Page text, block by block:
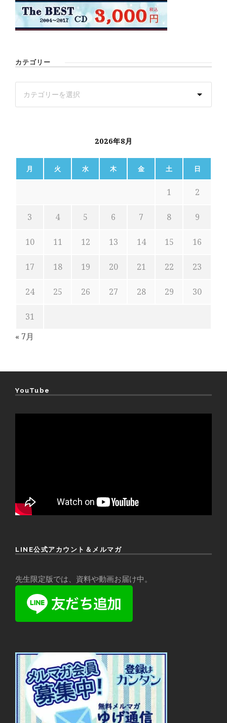
カテゴリー
2026年8月
月 火 水 木 金 土 日
1 2
3 4 5 6 7 8 9
10 11 12 13 14 15 16
17 18 19 20 21 22 23
24 25 26 27 28 29 30
31
« 7月
YouTube
LINE公式アカウント＆メルマガ
先生限定版では、資料や動画お届け中。